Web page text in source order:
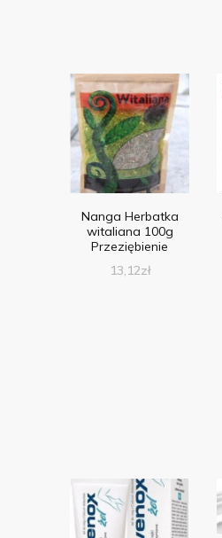
Nanga Herbatka
witaliana 100g
Przeziębienie
13,12zł